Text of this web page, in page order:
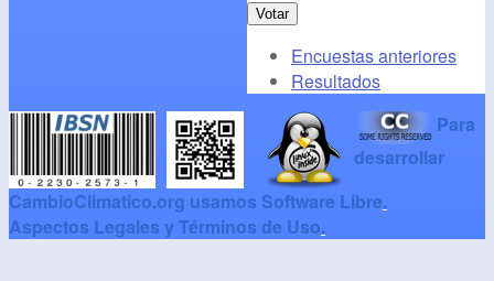
Encuestas anteriores
Resultados
Para
desarrollar
CambioClimatico.org usamos Software Libre.
Aspectos Legales y Términos de Uso.